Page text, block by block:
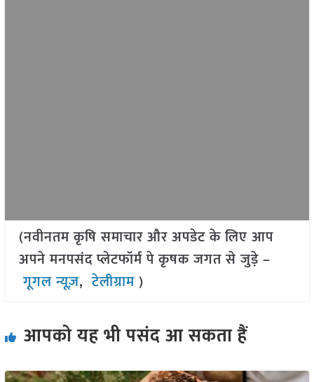
(नवीनतम कृषि समाचार और अपडेट के लिए आप
अपने मनपसंद प्लेटफॉर्म पे कृषक जगत से जुड़े –
गूगल न्यूज़,टेलीग्राम )
आपको यह भी पसंद आ सकता हैं